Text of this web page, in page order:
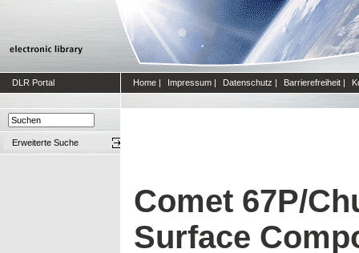
DLR Portal Home | Impressum | Datenschutz | Barrierefreiheit |
Erweiterte Suche
Comet 67P/
Surface